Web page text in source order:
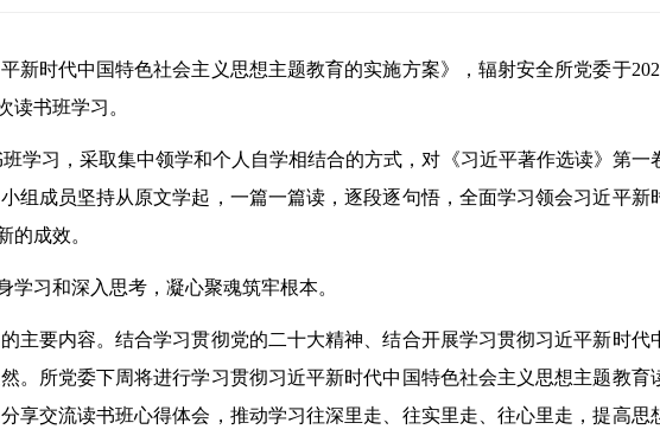
时代中国特色社会主义思想主题教育的实施方案》，辐射安全所党委于
读书班学习。
习，采取集中领学和个人自学相结合的方式，对《习近平著作选读》第一
组成员坚持从原文学起，一篇一篇读，逐段逐句悟，全面学习领会习近平新
的成效。
习和深入思考，凝心聚魂筑牢根本。
要内容。结合学习贯彻党的二十大精神、结合开展学习贯彻习近平新时代
所党委下周将进行学习贯彻习近平新时代中国特色社会主义思想主题教育
交流读书班心得体会，推动学习往深里走、往实里走、往心里走，提高思